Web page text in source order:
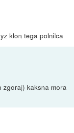
klon tega polnilca
zgoraj) kaksna mora